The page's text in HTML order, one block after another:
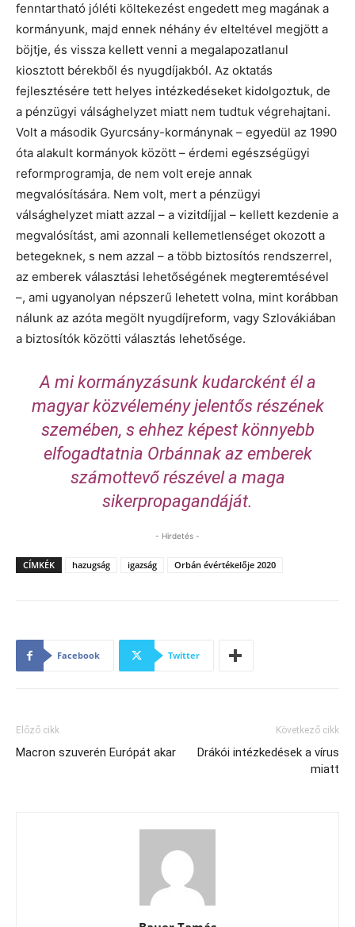
fenntartható jóléti költekezést engedett meg magának a
kormányunk, majd ennek néhány év elteltével megjött a
böjtje, és vissza kellett venni a megalapozatlanul
kiosztott bérekből és nyugdíjakból. Az oktatás
fejlesztésére tett helyes intézkedéseket kidolgoztuk, de
a pénzügyi válsághelyzet miatt nem tudtuk végrehajtani.
Volt a második Gyurcsány-kormánynak – egyedül az 1990
óta alakult kormányok között – érdemi egészségügyi
reformprogramja, de nem volt ereje annak
megvalósítására. Nem volt, mert a pénzügyi
válsághelyzet miatt azzal – a vizitdíjjal – kellett kezdenie a
megvalósítást, ami azonnali kellemetlenséget okozott a
betegeknek, s nem azzal – a több biztosítós rendszerrel,
az emberek választási lehetőségének megteremtésével
–, ami ugyanolyan népszerű lehetett volna, mint korábban
nálunk az azóta megölt nyugdíjreform, vagy Szlovákiában
a biztosítók közötti választás lehetősége.
A mi kormányzásunk kudarcként él a
magyar közvélemény jelentős részének
szemében, s ehhez képest könnyebb
elfogadtatnia Orbánnak az emberek
számottevő részével a maga
sikerpropagandáját.
- Hirdetés -
CÍMKÉK hazugság igazság Orbán évértékelője 2020
Facebook Twitter
Előző cikk
Macron szuverén Európát akar
Következő cikk
Drákói intézkedések a vírus
miatt